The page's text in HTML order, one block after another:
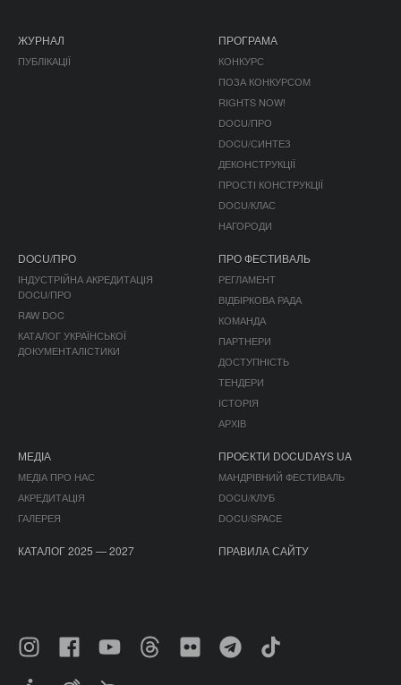
ЖУРНАЛ
ПУБЛІКАЦІЇ
ПРОГРАМА
КОНКУРС
ПОЗА КОНКУРСОМ
RIGHTS NOW!
DOCU/ПРО
DOCU/СИНТЕЗ
ДЕКОНСТРУКЦІЇ
ПРОСТІ КОНСТРУКЦІЇ
DOCU/КЛАС
НАГОРОДИ
DOCU/ПРО
ІНДУСТРІЙНА АКРЕДИТАЦІЯ
DOCU/ПРО
RAW DOC
КАТАЛОГ УКРАЇНСЬКОЇ
ДОКУМЕНТАЛІСТИКИ
ПРО ФЕСТИВАЛЬ
РЕГЛАМЕНТ
ВІДБІРКОВА РАДА
КОМАНДА
ПАРТНЕРИ
ДОСТУПНІСТЬ
ТЕНДЕРИ
ІСТОРІЯ
АРХІВ
МЕДІА
МЕДІА ПРО НАС
АКРЕДИТАЦІЯ
ГАЛЕРЕЯ
ПРОЄКТИ DOCUDAYS UA
МАНДРІВНИЙ ФЕСТИВАЛЬ
DOCU/КЛУБ
DOCU/SPACE
КАТАЛОГ 2025 — 2027 ПРАВИЛА САЙТУ